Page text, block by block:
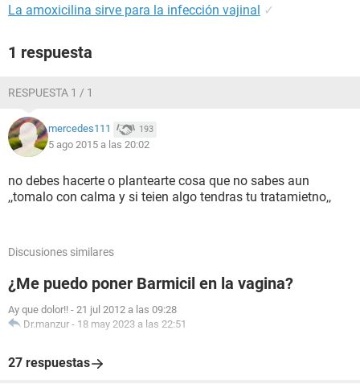
La amoxicilina sirve para la infección vajinal ✓
1 respuesta
RESPUESTA 1 / 1
mercedes111 193
5 ago 2015 a las 20:02
no debes hacerte o plantearte cosa que no sabes aun
,,tomalo con calma y si teien algo tendras tu tratamietno,,
Discusiones similares
¿Me puedo poner Barmicil en la vagina?
Ay que dolor!! - 21 jul 2012 a las 09:28
Dr.manzur - 18 may 2023 a las 22:51
27 respuestas